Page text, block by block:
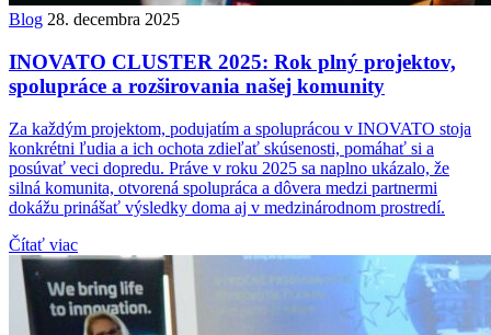
Blog 28. decembra 2025
INOVATO CLUSTER 2025: Rok plný projektov,
spolupráce a rozširovania našej komunity
Za každým projektom, podujatím a spoluprácou v INOVATO stoja
konkrétni ľudia a ich ochota zdieľať skúsenosti, pomáhať si a
posúvať veci dopredu. Práve v roku 2025 sa naplno ukázalo, že
silná komunita, otvorená spolupráca a dôvera medzi partnermi
dokážu prinášať výsledky doma aj v medzinárodnom prostredí.
Čítať viac